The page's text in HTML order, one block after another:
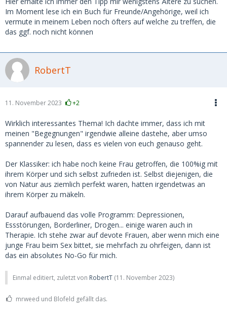
Im Moment lese ich ein Buch für Freunde/Angehörige, weil ich
vermute in meinem Leben noch öfters auf welche zu treffen, die
das ggf. noch nicht können
RobertT
11. November 2023 +2
Wirklich interessantes Thema! Ich dachte immer, dass ich mit
meinen "Begegnungen" irgendwie alleine dastehe, aber umso
spannender zu lesen, dass es vielen von euch genauso geht.
Der Klassiker: ich habe noch keine Frau getroffen, die 100%ig mit
ihrem Körper und sich selbst zufrieden ist. Selbst diejenigen, die
von Natur aus ziemlich perfekt waren, hatten irgendetwas an
ihrem Körper zu mäkeln.
Darauf aufbauend das volle Programm: Depressionen,
Essstörungen, Borderliner, Drogen... einige waren auch in
Therapie. Ich stehe zwar auf devote Frauen, aber wenn mich eine
junge Frau beim Sex bittet, sie mehrfach zu ohrfeigen, dann ist
das ein absolutes No-Go für mich.
Einmal editiert, zuletzt von RobertT (11. November 2023)
mrweed und Blofeld gefällt das.